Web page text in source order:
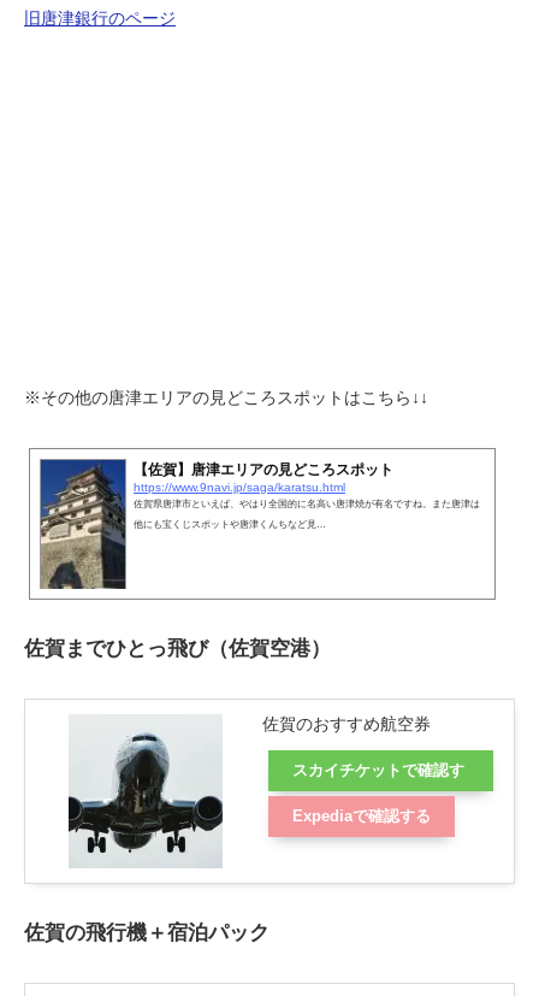
旧唐津銀行のページ
※その他の唐津エリアの見どころスポットはこちら↓↓
【佐賀】唐津エリアの見どころスポット
https://www.9navi.jp/saga/karatsu.html
佐賀県唐津市といえば、やはり全国的に名高い唐津焼が有名ですね。また唐津は
他にも宝くじスポットや唐津くんちなど見…
佐賀までひとっ飛び（佐賀空港）
佐賀のおすすめ航空券
スカイチケットで確認す
る
Expediaで確認する
佐賀の飛行機＋宿泊パック